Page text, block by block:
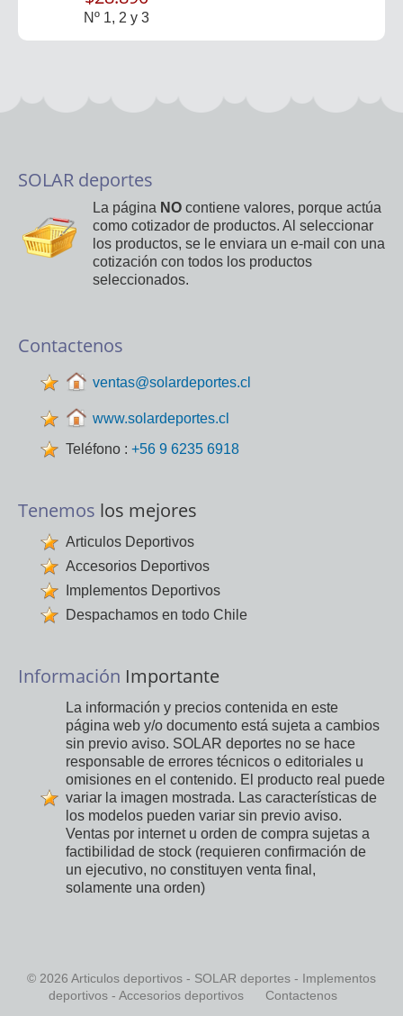
Nº 1, 2 y 3
SOLAR deportes
La página NO contiene valores, porque actúa
como cotizador de productos. Al seleccionar
los productos, se le enviara un e-mail con una
cotización con todos los productos
seleccionados.
Contactenos
ventas@solardeportes.cl
www.solardeportes.cl
Teléfono : +56 9 6235 6918
Tenemos los mejores
Articulos Deportivos
Accesorios Deportivos
Implementos Deportivos
Despachamos en todo Chile
Información Importante
La información y precios contenida en este
página web y/o documento está sujeta a cambios
sin previo aviso. SOLAR deportes no se hace
responsable de errores técnicos o editoriales u
omisiones en el contenido. El producto real puede
variar la imagen mostrada. Las características de
los modelos pueden variar sin previo aviso.
Ventas por internet u orden de compra sujetas a
factibilidad de stock (requieren confirmación de
un ejecutivo, no constituyen venta final,
solamente una orden)
© 2026 Articulos deportivos - SOLAR deportes - Implementos
deportivos - Accesorios deportivos
Contactenos